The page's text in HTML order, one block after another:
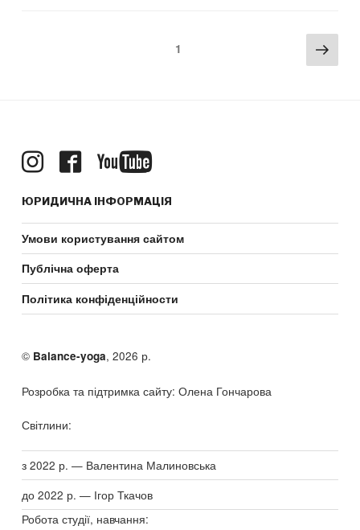
1
ЮРИДИЧНА ІНФОРМАЦІЯ
Умови користування сайтом
Публічна оферта
Політика конфіденційности
© Balance-yoga, 2026 р.
Розробка та підтримка сайту: Олена Гончарова
Світлини:
з 2022 р. — Валентина Малиновська
до 2022 р. — Ігор Ткачов
Робота студії, навчання: